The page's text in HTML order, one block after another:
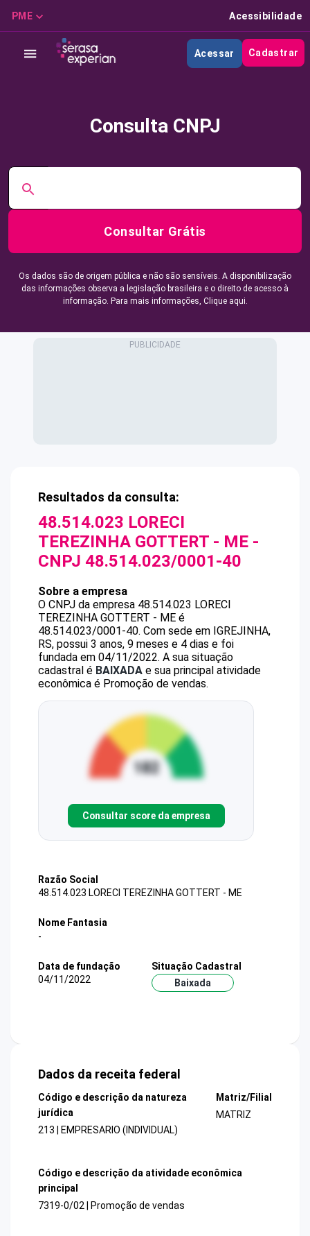
PME Acessibilidade
Acessar Cadastrar
Consulta CNPJ
Consultar Grátis
Os dados são de origem pública e não são sensíveis. A disponibilização
das informações observa a legislação brasileira e o direito de acesso à
informação. Para mais informações, Clique aqui.
Resultados da consulta:
48.514.023 LORECI
TEREZINHA GOTTERT - ME -
CNPJ 48.514.023/0001-40
Sobre a empresa
O CNPJ da empresa 48.514.023 LORECI
TEREZINHA GOTTERT - ME é
48.514.023/0001-40. Com sede em IGREJINHA,
RS, possui 3 anos, 9 meses e 4 dias e foi
fundada em 04/11/2022. A sua situação
cadastral é BAIXADA e sua principal atividade
econômica é Promoção de vendas.
Consultar score da empresa
Razão Social
48.514.023 LORECI TEREZINHA GOTTERT - ME
Nome Fantasia
-
Data de fundação
04/11/2022
Situação Cadastral
Baixada
Dados da receita federal
Código e descrição da natureza
jurídica
213 | EMPRESARIO (INDIVIDUAL)
Matriz/Filial
MATRIZ
Código e descrição da atividade econômica
principal
7319-0/02 | Promoção de vendas